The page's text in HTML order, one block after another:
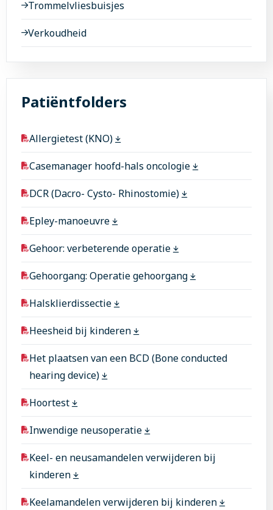
Trommelvliesbuisjes
Verkoudheid
Patiëntfolders
Allergietest (KNO)
Casemanager hoofd-hals oncologie
DCR (Dacro- Cysto- Rhinostomie)
Epley-manoeuvre
Gehoor: verbeterende operatie
Gehoorgang: Operatie gehoorgang
Halsklierdissectie
Heesheid bij kinderen
Het plaatsen van een BCD (Bone conducted
hearing device)
Hoortest
Inwendige neusoperatie
Keel- en neusamandelen verwijderen bij
kinderen
Keelamandelen verwijderen bij kinderen